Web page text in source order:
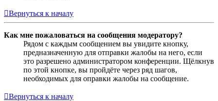
Вернуться к началу
Как мне пожаловаться на сообщения модератору?
Рядом с каждым сообщением вы увидите кнопку,
предназначенную для отправки жалобы на него, если
это разрешено администратором конференции. Щёлкнув
по этой кнопке, вы пройдёте через ряд шагов,
необходимых для оправки жалобы на сообщение.
Вернуться к началу